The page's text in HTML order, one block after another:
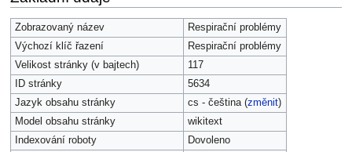
na
navigaci
na
vyhledávání
Zobrazovaný název
Respirační problémy
Výchozí klíč řazení
Respirační problémy
Velikost stránky (v bajtech)
117
ID stránky
5634
Jazyk obsahu stránky
cs - čeština (změnit)
Model obsahu stránky
wikitext
Indexování roboty
Dovoleno